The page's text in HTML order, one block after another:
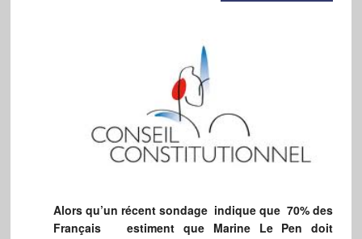
Alors qu’un récent sondage indique que 70% des
Français estiment que Marine Le Pen doit